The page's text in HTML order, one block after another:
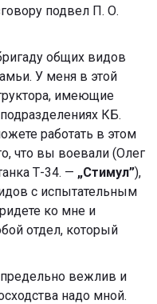
подвел П. О.
общих видов
У меня в этой
имеющие
КБ.
работать в этом
что вы воевали (Олег
Т-34. — „Стимул”),
с испытательным
ко мне и
отдел, который
вежлив и
надо мной.